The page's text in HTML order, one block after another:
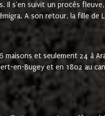
Il s'en suivit un procès
A son retour, la fille
et seulement 24 à
en-Bugey et en 1802 au